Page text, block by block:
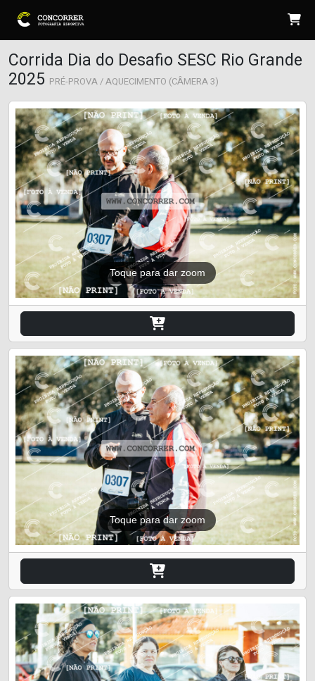
Corrida Dia do Desafio SESC Rio Grande
2025 PRÉ-PROVA / AQUECIMENTO (CÂMERA 3)
Toque para dar zoom
Toque para dar zoom